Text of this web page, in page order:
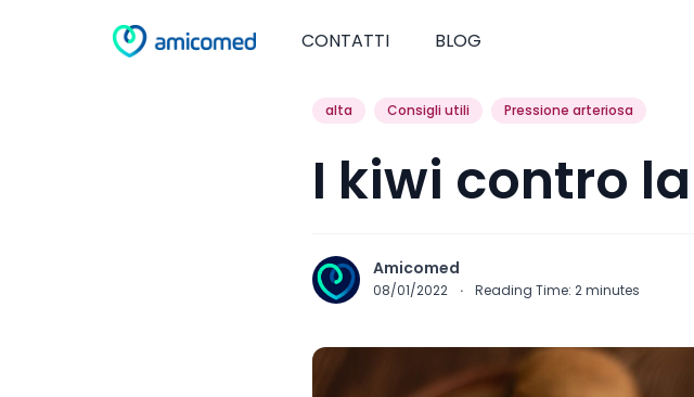
CONTATTI BLOG
alta Consigli utili Pressione arteriosa
I kiwi contro
Amicomed
08/01/2022 · Reading Time: 2minutes